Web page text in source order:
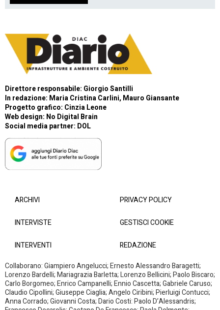
Direttore responsabile: Giorgio Santilli
In redazione: Maria Cristina Carlini, Mauro Giansante
Progetto grafico: Cinzia Leone
Web design: No Digital Brain
Social media partner: DOL
ARCHIVI
INTERVISTE
INTERVENTI
PRIVACY POLICY
GESTISCI COOKIE
REDAZIONE
Collaborano: Giampiero Angelucci; Ernesto Alessandro Baragetti;
Lorenzo Bardelli; Mariagrazia Barletta; Lorenzo Bellicini; Paolo Biscaro;
Carlo Borgomeo; Enrico Campanelli; Ennio Cascetta; Gabriele Caruso;
Claudio Cipollini; Giuseppe Ciaglia; Angelo Ciribini; Pierluigi Contucci;
Anna Corrado; Giovanni Costa; Dario Costi: Paolo D’Alessandris;